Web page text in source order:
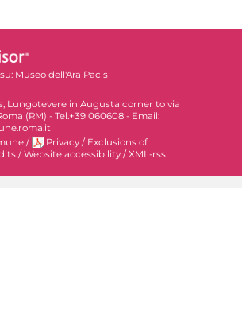
Museo dell'Ara Pacis
Lungotevere in Augusta corner to via
(RM) - Tel.+39 060608 - Email:
/ Privacy / Exclusions of
/Website accessibility /XML-rss